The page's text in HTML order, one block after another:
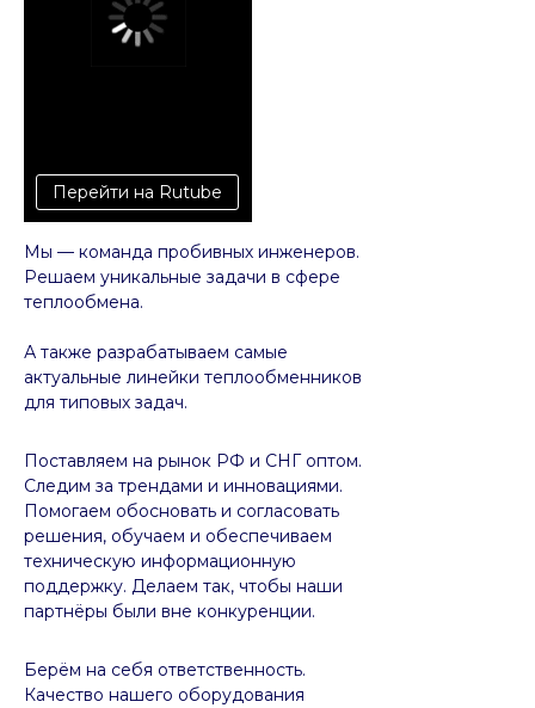
Мы — команда пробивных инженеров.
Решаем уникальные задачи в сфере
теплообмена.
А также разрабатываем самые
актуальные линейки теплообменников
для типовых задач.
Берём на себя ответственность.
Качество нашего оборудования
Поставляем на рынок РФ и СНГ оптом.
Следим за трендами и инновациями.
Помогаем обосновать и согласовать
решения, обучаем и обеспечиваем
техническую информационную
поддержку. Делаем так, чтобы наши
партнёры были вне конкуренции.
Перейти на Rutube